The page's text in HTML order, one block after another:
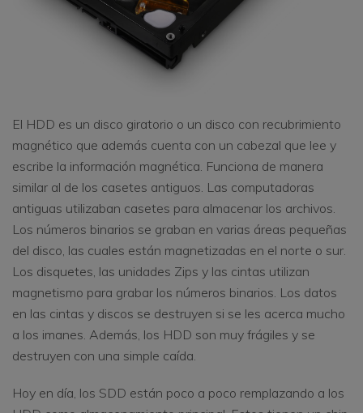
El HDD es un disco giratorio o un disco con recubrimiento
magnético que además cuenta con un cabezal que lee y
escribe la información magnética. Funciona de manera
similar al de los casetes antiguos. Las computadoras
antiguas utilizaban casetes para almacenar los archivos.
Los números binarios se graban en varias áreas pequeñas
del disco, las cuales están magnetizadas en el norte o sur.
Los disquetes, las unidades Zips y las cintas utilizan
magnetismo para grabar los números binarios. Los datos
en las cintas y discos se destruyen si se les acerca mucho
a los imanes. Además, los HDD son muy frágiles y se
destruyen con una simple caída.
Hoy en día, los SDD están poco a poco remplazando a los